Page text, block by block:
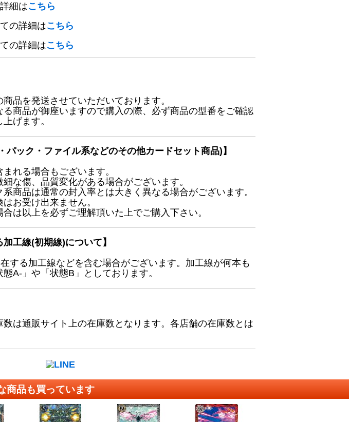
細はこちら
の詳細はこちら
の詳細はこちら
品を発送させていただいております。
商品が御座いますので購入の際、必ず商品の型番をご確認
げます。
パック・ファイル系などのその他カードセット商品)】
れる場合もございます。
な傷、品質変化がある場合がございます。
商品は通常の封入率とは大きく異なる場合がございます。
お受け出来ません。
は以上を必ずご理解頂いた上でご購入下さい。
工線(初期線)について】
する加工線などを含む場合がございます。加工線が何本も
A-」や「状態B」としております。
は通販サイト上の在庫数となります。各店舗の在庫数とは
商品も買っています